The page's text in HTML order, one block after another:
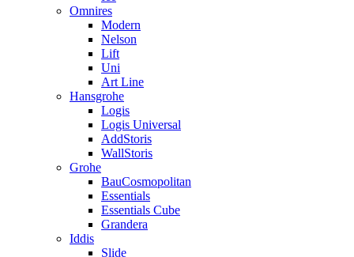
Omnires
Modern
Nelson
Lift
Uni
Art Line
Hansgrohe
Logis
Logis Universal
AddStoris
WallStoris
Grohe
BauCosmopolitan
Essentials
Essentials Cube
Grandera
Iddis
Slide